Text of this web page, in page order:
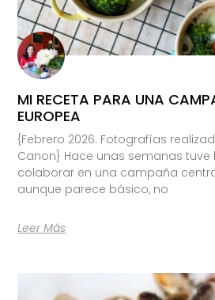
MI RECETA PARA UNA
EUROPEA
{Febrero 2026. Fotografías
Canon} Hace unas semanas
colaborar en una campaña
aunque parece básico, no
Leer Más